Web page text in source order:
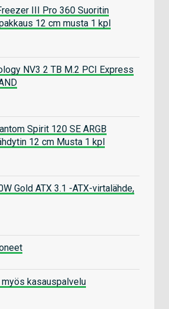
III Pro 360 Suoritin
12 cm musta 1 kpl
NV3 2 TB M.2 PCI Express
Spirit 120 SE ARGB
12 cm Musta 1 kpl
Gold ATX 3.1 -ATX-virtalähde,
kasauspalvelu